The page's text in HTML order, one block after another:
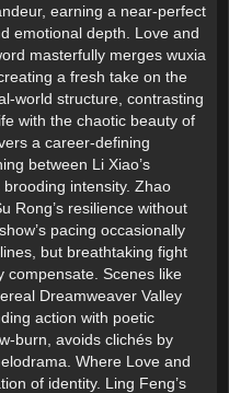
earning a near-perfect
emotional depth. Love and
masterfully merges wuxia
a fresh take on the
world structure, contrasting
with the chaotic beauty of
a career-defining
between Li Xiao’s
intensity. Zhao
Rong’s resilience without
pacing occasionally
but breathtaking fight
compensate. Scenes like
Dreamweaver Valley
action with poetic
burn, avoids clichés by
Where Love and
of identity. Ling Feng’s